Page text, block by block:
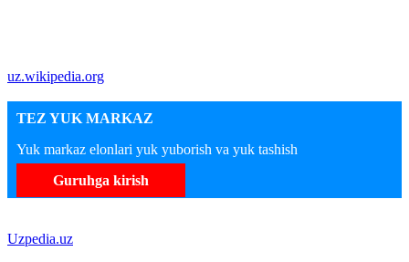
uz.wikipedia.org
TEZ YUK MARKAZ
Yuk markaz elonlari yuk yuborish va yuk tashish
Guruhga kirish
Uzpedia.uz